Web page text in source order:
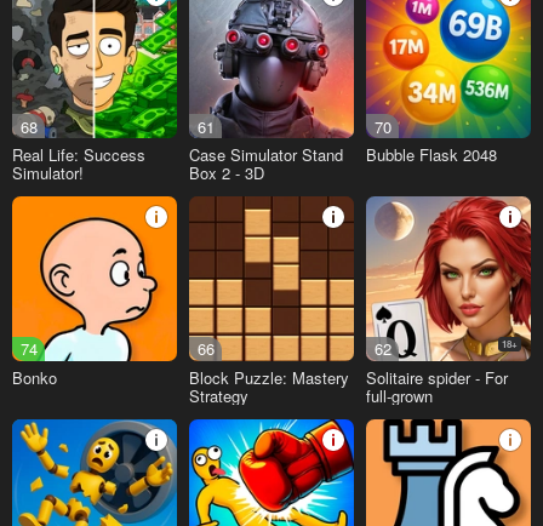
68
Real Life: Success
Simulator!
61
Case Simulator Stand
Box 2 - 3D
70
Bubble Flask 2048
74
Bonko
66
Block Puzzle: Mastery
Strategy
62 18+
Solitaire spider - For
full-grown